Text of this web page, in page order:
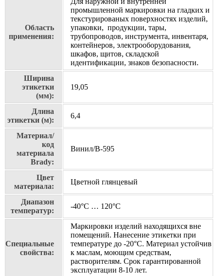
Область
применения:
промышленной маркировки на гладких и
текстурированых поверхностях изделий,
упаковки, продукции, тары,
трубопроводов, инструмента, инвентаря,
контейнеров, электрооборудования,
шкафов, щитов, складской
идентификации, знаков безопасности.
Ширина
этикетки
(мм):
19,05
Длина
этикетки (м):
6,4
Материал/
код
материала
Brady:
Винил/В-595
Цвет
материала:
Цветной глянцевый
Диапазон
температур:
-40°C … 120°C
Специальные
свойства:
Маркировки изделий находящихся вне
помещений. Нанесение этикетки при
температуре до -20°C. Материал устойчив
к маслам, моющим средствам,
растворителям. Срок гарантированной
эксплуатации 8-10 лет.